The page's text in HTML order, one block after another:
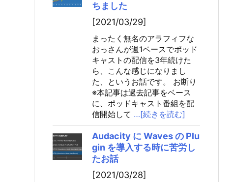
ちました
[2021/03/29]
まったく無名のアラフィフな
おっさんが週1ペースでポッド
キャストの配信を3年続けた
ら、こんな感じになりまし
た、というお話です。 お断り
※本記事は過去記事をベース
に、ポッドキャスト番組を配
信開始して …[続きを読む]
Audacity に Waves の Plu
gin を導入する時に苦労し
たお話
[2021/03/28]